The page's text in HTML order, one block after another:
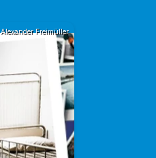
Alexander Freimüller